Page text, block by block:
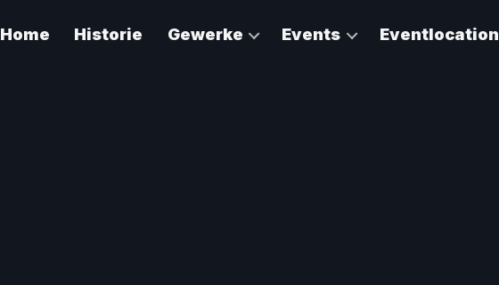
Home Historie Gewerke Events Eventlocation